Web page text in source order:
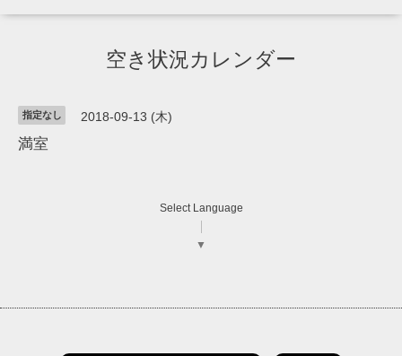
空き状況カレンダー
指定なし 2018-09-13 (木)
満室
Select Language
▼